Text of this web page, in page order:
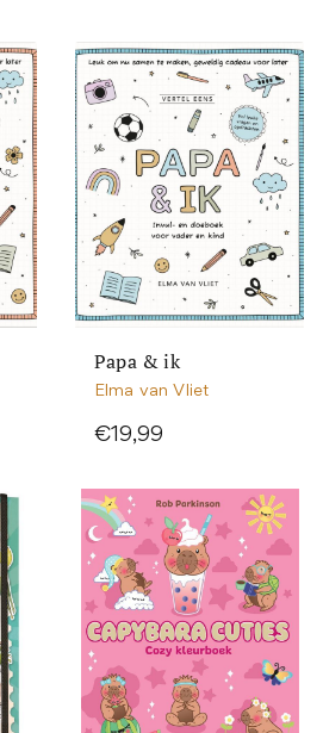
Papa & ik
Elma van Vliet
€19,99